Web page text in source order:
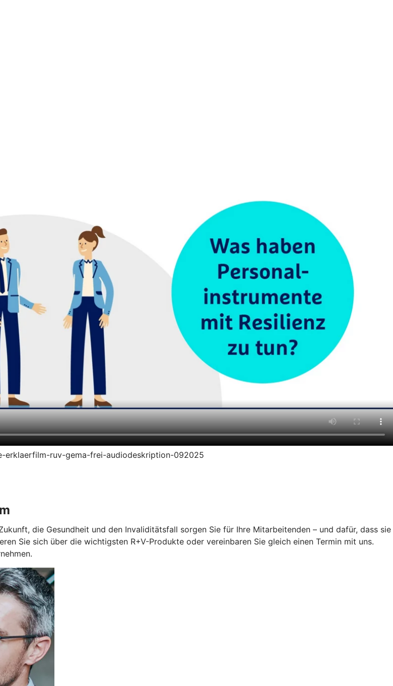
erklaerfilm-ruv-gema-frei-audiodeskription-092025
die Gesundheit und den Invaliditätsfall sorgen Sie für Ihre Mitarbeitenden – und dafür, dass sie
Sie sich über die wichtigsten R+V-Produkte oder vereinbaren Sie gleich einen Termin mit uns.